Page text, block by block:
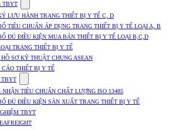
TBYT
submenu
for
Dịch
vụ
nhập
khẩu
TBYT
LƯU HÀNH TRANG THIẾT BỊ Y TẾ C, D
TIÊU CHUẨN ÁP DỤNG TRANG THIẾT BỊ Y TẾ LOẠI A, B
ĐỦ ĐIỀU KIỆN MUA BÁN THIẾT BỊ Y TẾ LOẠI B,C,D
TRANG THIẾT BỊ Y TẾ
HỒ SƠ KỸ THUẬT CHUNG ASEAN
CÁO THIẾT BỊ Y TẾ
TBYT
submenu
for
Dịch
vụ
xuất
NHẬN TIÊU CHUẨN CHẤT LƯỢNG ISO 13485
ĐỦ ĐIỀU KIỆN SẢN XUẤT TRANG THIẾT BỊ Y TẾ
TBYT